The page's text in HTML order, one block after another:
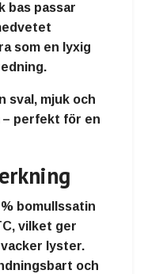
bas passar
som en lyxig
sval, mjuk och
– perfekt för en
bomullssatin
vilket ger
lyster.
och